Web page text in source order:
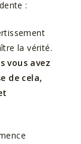
:
la vérité.
vous avez
de cela,